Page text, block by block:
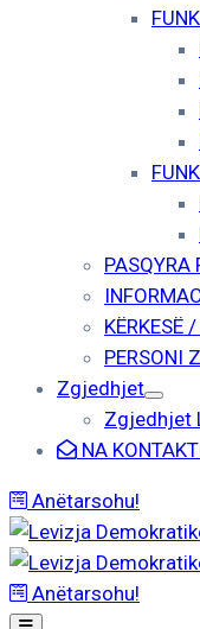
PASQYRA
KËRKESË
PERSONI
Zgjedhjet
Zgjedhjet
NA
Anëtarsohu!
Anëtarsohu!